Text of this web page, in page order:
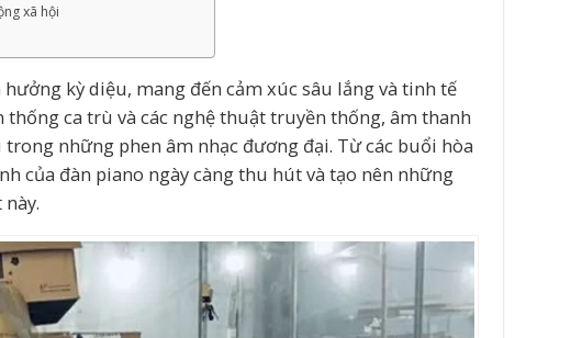
xã hội
kỳ diệu, mang đến cảm xúc sâu lắng và tinh tế
ca trù và các nghệ thuật truyền thống, âm thanh
những phen âm nhạc đương đại. Từ các buổi hòa
của đàn piano ngày càng thu hút và tạo nên những